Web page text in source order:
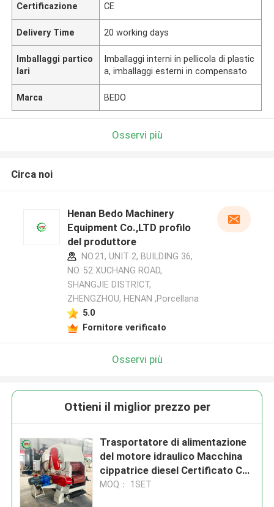
Certificazione CE
Delivery Time 20 working days
Imballaggi partico
lari
Imballaggi interni in pellicola di plastic
a, imballaggi esterni in compensato
Marca BEDO
Osservi più
Circa noi
Henan Bedo Machinery
Equipment Co.,LTD profilo
del produttore
NO.21, UNIT 2, BUILDING 36,
NO. 52 XUCHANG ROAD,
SHANGJIE DISTRICT,
ZHENGZHOU, HENAN ,Porcellana
5.0
Fornitore verificato
Osservi più
Ottieni il miglior prezzo per
Trasportatore di alimentazione
del motore idraulico Macchina
cippatrice diesel Certificato CE
Trituratore a tamburo
MOQ： 1SET